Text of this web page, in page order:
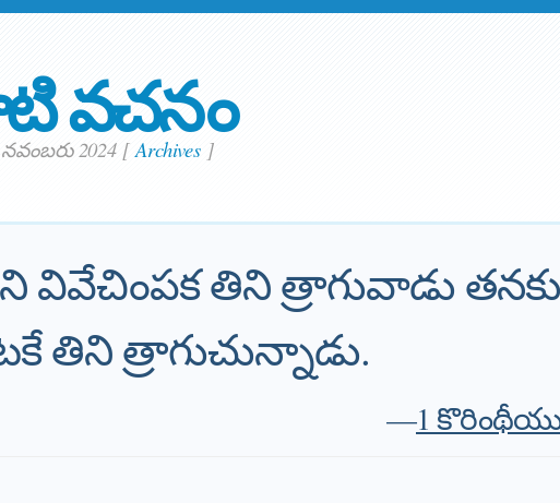
వచనం
2024 [Archives ]
వివేచింపక తిని త్రాగువాడు తనకు
తిని త్రాగుచున్నాడు.
—1